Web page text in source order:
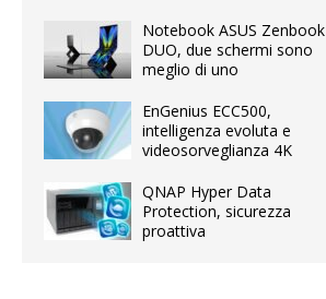
Notebook ASUS Zenbook
DUO, due schermi sono
meglio di uno
EnGenius ECC500,
intelligenza evoluta e
videosorveglianza 4K
QNAP Hyper Data
Protection, sicurezza
proattiva